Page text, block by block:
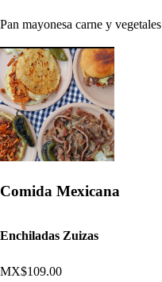
Pan mayonesa carne y vegetales
Comida Mexicana
Enchiladas Zuizas
MX$109.00